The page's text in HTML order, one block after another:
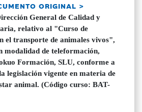
ORIGINAL >
General de Calidad y
relativo al "Curso de
el transporte de animales vivos",
modalidad de teleformación,
Formación, SLU, conforme a
legislación vigente en materia de
animal. (Código curso: BAT-